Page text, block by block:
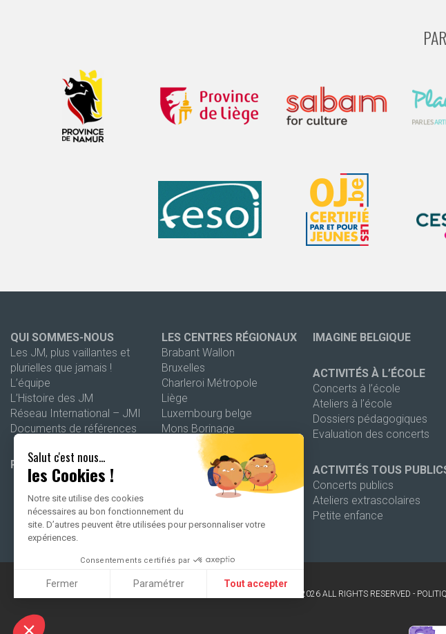
Salut c'est nous...
les Cookies !
Notre site utilise des cookies
nécessaires au bon fonctionnement du
site. D’autres peuvent être utilisées pour personnaliser votre
expériences.
Consentements certifiés par
Fermer Paramétrer Tout accepter
Plateforme de Gestion du Consentement : Personnalisez vos Options
QUI SOMMES-NOUS
Les JM, plus vaillantes et
plurielles que jamais !
L’équipe
L’Histoire des JM
Réseau International – JMI
Documents de références
PROGRAMMATION 26-27
LES CENTRES RÉGIONAUX
Brabant Wallon
Bruxelles
Charleroi Métropole
Liège
Luxembourg belge
Mons Borinage
Wallonie picarde
IMAGINE BELGIQUE
ACTIVITÉS À L’ÉCOLE
Concerts à l’école
Ateliers à l’école
Dossiers pédagogiques
Evaluation des concerts
ACTIVITÉS TOUS
Concerts publics
Ateliers extrascolaires
Petite enfance
2026 ALL RIGHTS RESERVED -